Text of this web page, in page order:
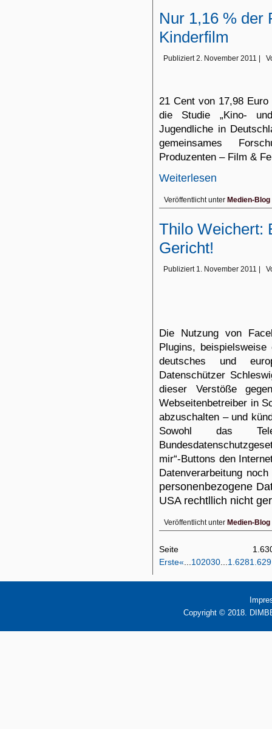
Nur 1,16 % der
Kinderfilm
Publiziert 2. November 2011
21 Cent von 17,98
die Studie „Kino-
Jugendliche in
gemeinsames
Produzenten – Film &
Weiterlesen
Veröffentlicht unter Medien-Blog
Thilo Weichert:
Gericht!
Publiziert 1. November 2011
Die Nutzung von
Plugins,
deutsches und
Datenschützer
dieser Verstöße
Webseitenbetreiber in
abzuschalten – und
Sowohl das
mir“-Buttons den
Datenverarbeitung
personenbezogene
USA rechtllich nicht
Veröffentlicht unter Medien-Blog
Seite
Erste« 102030 1.6281.629
Copyright © 2018.